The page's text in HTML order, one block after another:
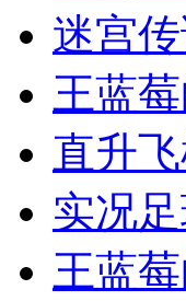
迷宫
王蓝
直升
实况
王蓝